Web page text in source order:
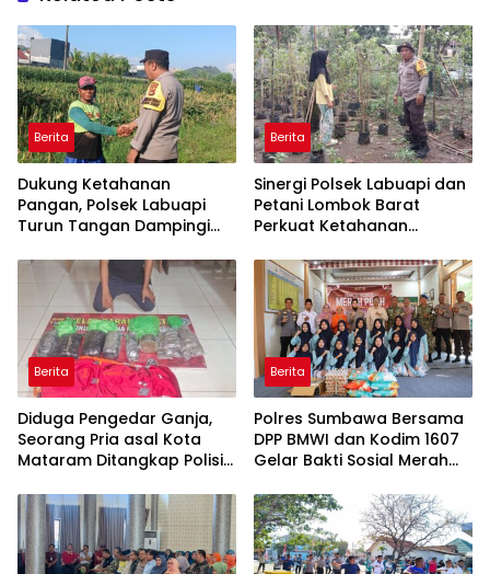
Berita
Dukung Ketahanan
Pangan, Polsek Labuapi
Turun Tangan Dampingi
Bongkot
Berita
Sinergi Polsek Labuapi dan
Petani Lombok Barat
Perkuat Ketahanan
Berita
Diduga Pengedar Ganja,
Seorang Pria asal Kota
Mataram Ditangkap Polisi
Berita
Polres Sumbawa Bersama
DPP BMWI dan Kodim 1607
Gelar Bakti Sosial Merah
Hidayatullah